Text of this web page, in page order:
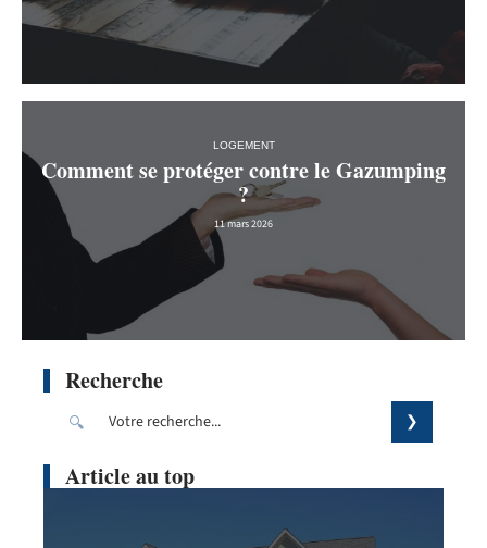
LOGEMENT
Comment se protéger contre le Gazumping
?
11 mars 2026
Recherche
Article au top